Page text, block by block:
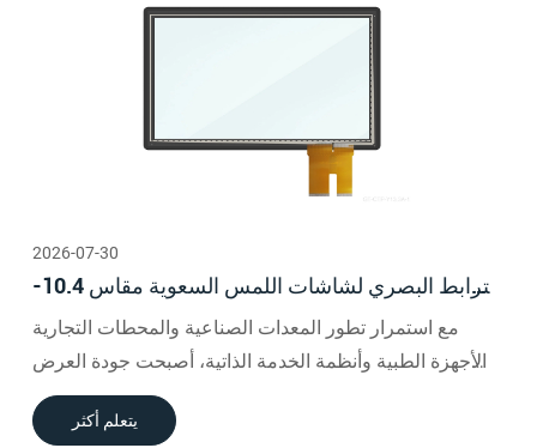
2026-07-30
الترابط البصري لشاشات اللمس السعوية مقاس 10.4-
23 بوصة: فوائد أداء العرض
مع استمرار تطور المعدات الصناعية والمحطات التجارية
والأجهزة الطبية وأنظمة الخدمة الذاتية، أصبحت جودة العرض
يتعلم أكثر